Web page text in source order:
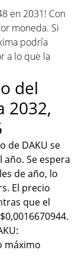
en 2031! Con
moneda. Si
podría
a lo que la
del
2032,
de DAKU se
Se espera
de año, lo
El precio
que el
máximo